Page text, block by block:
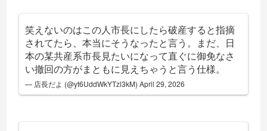
笑えないのはこの人市長にしたら破産すると指摘
されてたら、本当にそうなったと言う。まだ、日
本の某共産系市長見たいになって直ぐに御免なさ
い撤回の方がまともに見えちゃうと言う仕様。
— 店長だよ (@yt6UddWkYTzl3kM)April 29, 2026